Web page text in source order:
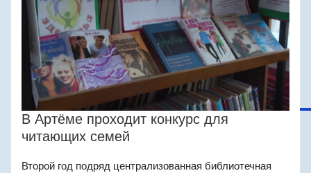
В Артёме проходит конкурс для
читающих семей
Второй год подряд централизованная библиотечная